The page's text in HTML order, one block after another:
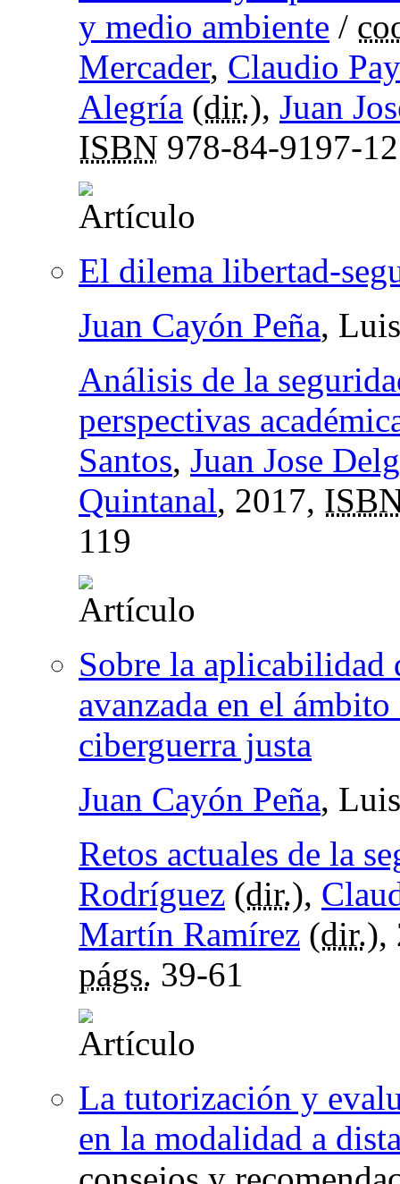
y medio ambiente /
Mercader, Claudio
Alegría (dir.), Juan
ISBN 978-84-9197-
El dilema libertad-
Juan Cayón Peña,
Análisis de la
perspectivas
Santos, Juan Jose
Quintanal, 2017,
119
Sobre la aplicabilidad
avanzada en el
ciberguerra justa
Juan Cayón Peña,
Retos actuales de la
Rodríguez (dir.),
Martín Ramírez (dir.),
págs. 39-61
La tutorización y
en la modalidad a